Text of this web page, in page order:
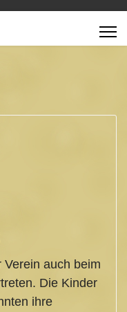
auch beim
Die Kinder
ihre